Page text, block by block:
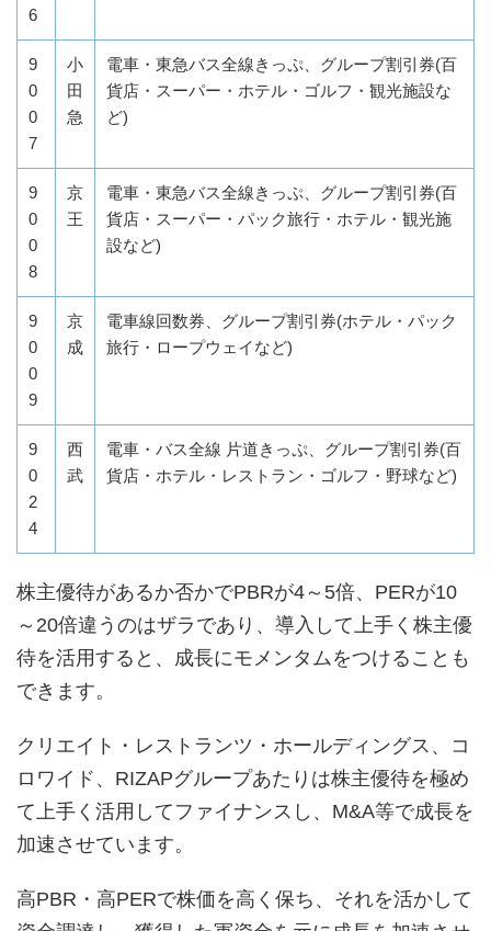
6
9
0
0
7
小
田
急
電車・東急バス全線きっぷ、グループ割引券(百
貨店・スーパー・ホテル・ゴルフ・観光施設な
ど)
9
0
0
8
京
王
電車・東急バス全線きっぷ、グループ割引券(百
貨店・スーパー・パック旅行・ホテル・観光施
設など)
9
0
0
9
京
成
電車線回数券、グループ割引券(ホテル・パック
旅行・ロープウェイなど)
9
0
2
4
西
武
電車・バス全線 片道きっぷ、グループ割引券(百
貨店・ホテル・レストラン・ゴルフ・野球など)
株主優待があるか否かでPBRが4～5倍、PERが10
～20倍違うのはザラであり、導入して上手く株主優
待を活用すると、成長にモメンタムをつけることも
できます。
クリエイト・レストランツ・ホールディングス、コ
ロワイド、RIZAPグループあたりは株主優待を極め
て上手く活用してファイナンスし、M&A等で成長を
加速させています。
高PBR・高PERで株価を高く保ち、それを活かして